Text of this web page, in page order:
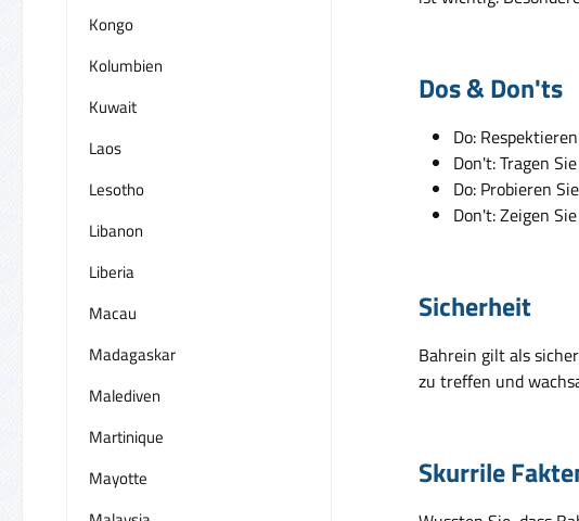
Kongo
Kolumbien
Kuwait
Laos
Lesotho
Libanon
Liberia
Macau
Madagaskar
Malediven
Martinique
Mayotte
Dos & Don'ts
Do:
Don't: Tragen
Do: Probieren
Don't: Zeigen
Sicherheit
Bahrein gilt als
zu treffen und
Skurrile